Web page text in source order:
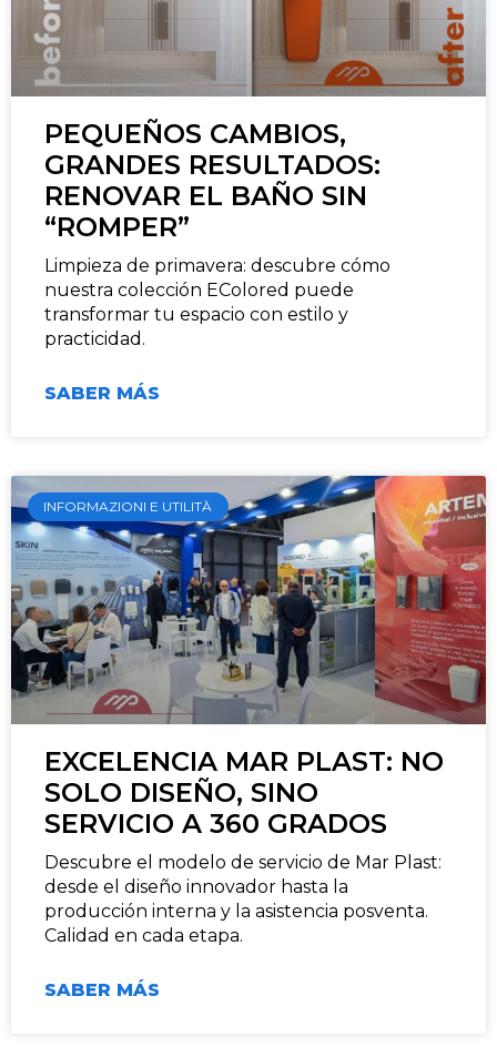
PEQUEÑOS CAMBIOS,
GRANDES RESULTADOS:
RENOVAR EL BAÑO SIN
“ROMPER”
Limpieza de primavera: descubre cómo
nuestra colección EColored puede
transformar tu espacio con estilo y
practicidad.
SABER MÁS
INFORMAZIONI E UTILITÀ
EXCELENCIA MAR PLAST: NO
SOLO DISEÑO, SINO
SERVICIO A 360 GRADOS
Descubre el modelo de servicio de Mar Plast:
desde el diseño innovador hasta la
producción interna y la asistencia posventa.
Calidad en cada etapa.
SABER MÁS